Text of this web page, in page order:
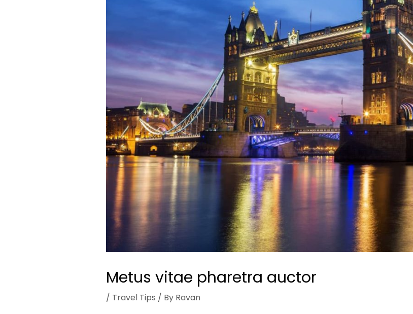
Metus vitae pharetra auctor
/ Travel Tips / By Ravan